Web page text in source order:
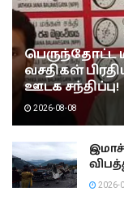
பெருந்தோட்ட
வசதிகள்
ஊடக சந்திப்பு!
2026-08-08
2026-